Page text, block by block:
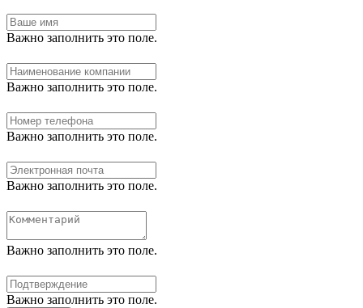
Важно заполнить это поле.
Важно заполнить это поле.
Важно заполнить это поле.
Важно заполнить это поле.
Важно заполнить это поле.
Важно заполнить это поле.